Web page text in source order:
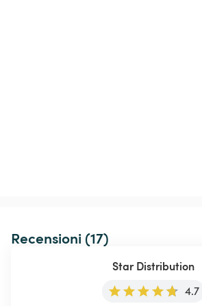
Recensioni (17)
Star Distribution
4.7